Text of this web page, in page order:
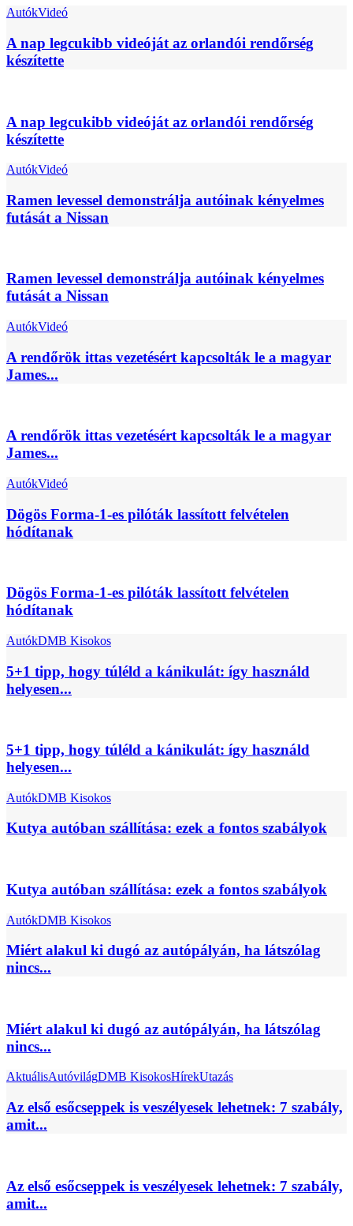
AutókVideó
A nap legcukibb videóját az orlandói rendőrség
készítette
A nap legcukibb videóját az orlandói rendőrség
készítette
AutókVideó
Ramen levessel demonstrálja autóinak kényelmes
futását a Nissan
Ramen levessel demonstrálja autóinak kényelmes
futását a Nissan
AutókVideó
A rendőrök ittas vezetésért kapcsolták le a magyar
James...
A rendőrök ittas vezetésért kapcsolták le a magyar
James...
AutókVideó
Dögös Forma-1-es pilóták lassított felvételen
hódítanak
Dögös Forma-1-es pilóták lassított felvételen
hódítanak
AutókDMB Kisokos
5+1 tipp, hogy túléld a kánikulát: így használd
helyesen...
5+1 tipp, hogy túléld a kánikulát: így használd
helyesen...
AutókDMB Kisokos
Kutya autóban szállítása: ezek a fontos szabályok
Kutya autóban szállítása: ezek a fontos szabályok
AutókDMB Kisokos
Miért alakul ki dugó az autópályán, ha látszólag
nincs...
Miért alakul ki dugó az autópályán, ha látszólag
nincs...
AktuálisAutóvilágDMB KisokosHírekUtazás
Az első esőcseppek is veszélyesek lehetnek: 7 szabály,
amit...
Az első esőcseppek is veszélyesek lehetnek: 7 szabály,
amit...